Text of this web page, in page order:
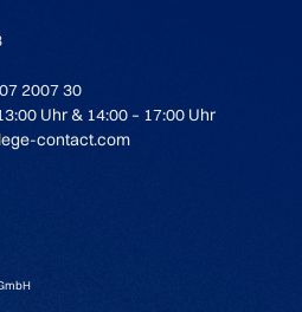
2007 30
Uhr & 14:00 – 17:00 Uhr
contact.com